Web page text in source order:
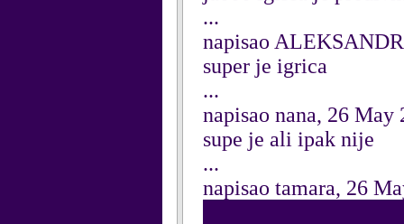
...
napisao
super je igrica
...
napisao nana, 26 May
supe je ali ipak nije
...
napisao tamara, 26